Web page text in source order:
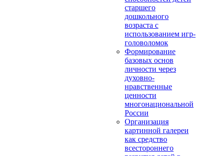
старшего
дошкольного
возраста с
использованием игр-
головоломок
Формирование
базовых основ
личности через
духовно-
нравственные
ценности
многонациональной
России
Организация
картинной галереи
как средство
всестороннего